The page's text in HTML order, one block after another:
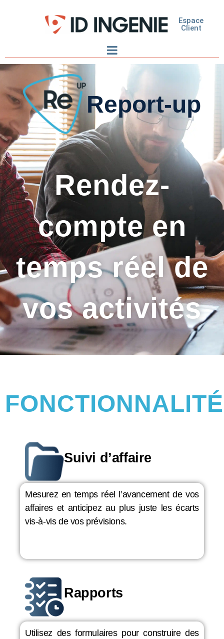
Espace
Client
Report-up
Rendez-
compte en
temps réel de
vos activités
Suivi d’affaire
Mesurez en temps réel l’avancement de vos
affaires et anticipez au plus juste les écarts
vis-à-vis de vos prévisions.
Rapports
Utilisez des formulaires pour construire des